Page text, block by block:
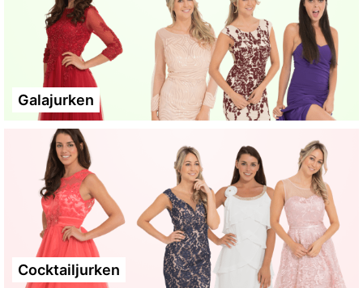
Galajurken
Cocktailjurken